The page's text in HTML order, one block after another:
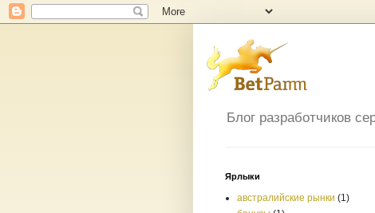
Блог разработчиков
Ярлыки
австралийские рынки (1)